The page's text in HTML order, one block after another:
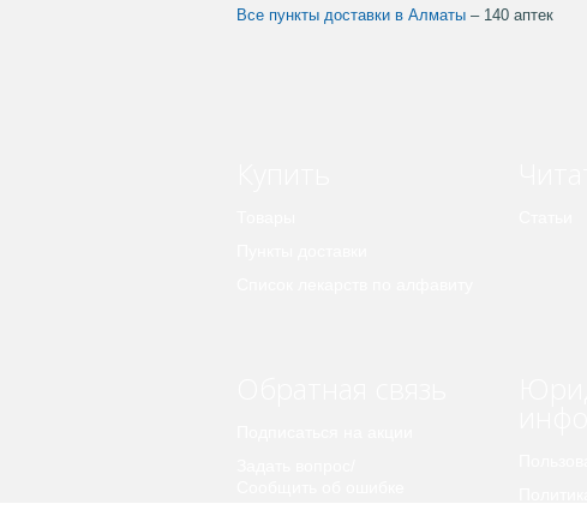
Все пункты доставки в Алматы – 140 аптек